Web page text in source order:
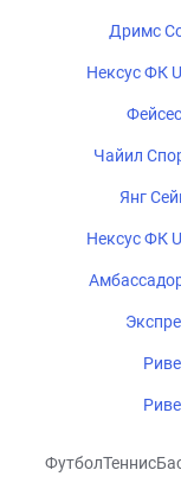
Дримс
Нексус ФК
Чайил
Янг
Нексус ФК
ФутболТеннис